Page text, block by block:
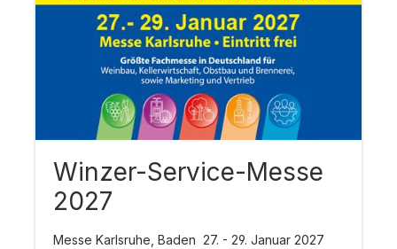
Winzer-Service-Messe
2027
Messe Karlsruhe, Baden 27. - 29. Januar 2027